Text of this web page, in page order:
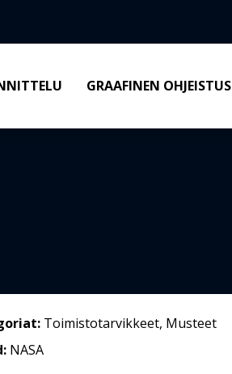
GRAAFINEN OHJEISTUS
Toimistotarvikkeet, Musteet
NASA